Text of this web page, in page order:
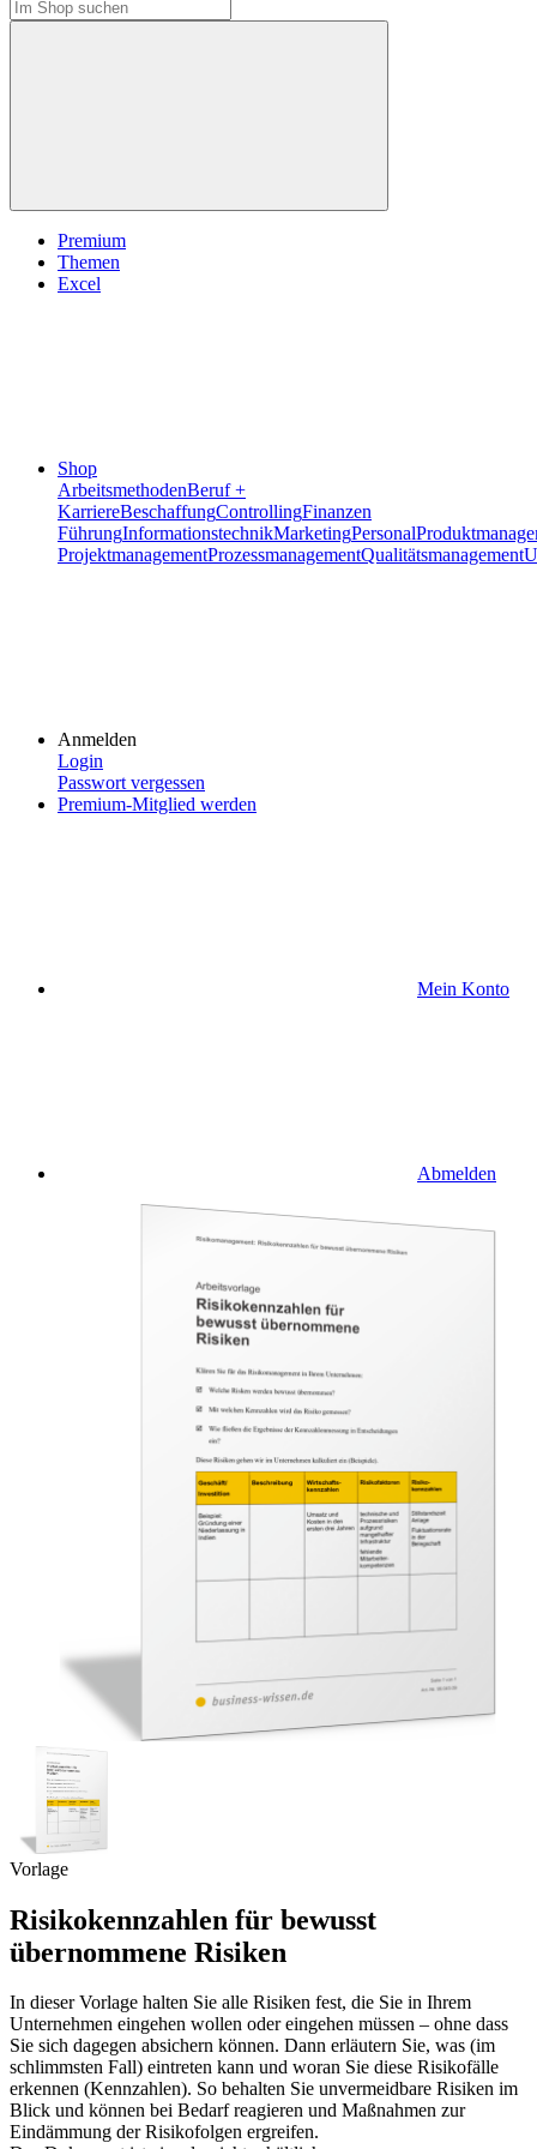
Premium
Themen
Excel
Shop
ArbeitsmethodenBeruf +
KarriereBeschaffungControllingFinanzen
FührungInformationstechnikMarketingPersonal
ProjektmanagementProzessmanagementQualitätsmanagement
Anmelden
Login
Passwort vergessen
Premium-Mitglied werden
Mein Konto
Abmelden
Vorlage
Risikokennzahlen für bewusst
übernommene Risiken
In dieser Vorlage halten Sie alle Risiken fest, die Sie in Ihrem
Unternehmen eingehen wollen oder eingehen müssen – ohne dass
Sie sich dagegen absichern können. Dann erläutern Sie, was (im
schlimmsten Fall) eintreten kann und woran Sie diese Risikofälle
erkennen (Kennzahlen). So behalten Sie unvermeidbare Risiken im
Blick und können bei Bedarf reagieren und Maßnahmen zur
Eindämmung der Risikofolgen ergreifen.